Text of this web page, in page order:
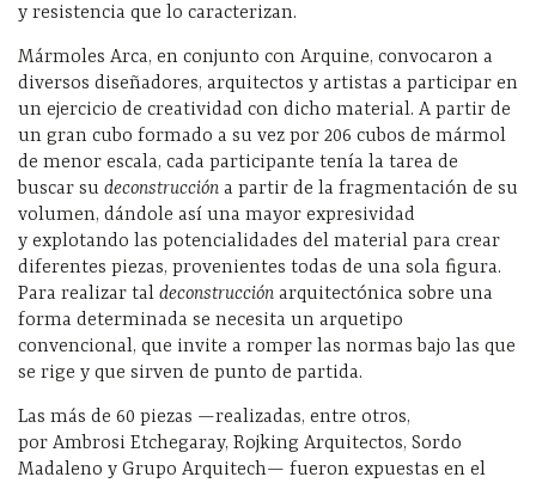
y resistencia que lo caracterizan.
Mármoles Arca, en conjunto con Arquine, convocaron a
diversos diseñadores, arquitectos y artistas a participar en
un ejercicio de creatividad con dicho material. A partir de
un gran cubo formado a su vez por 206 cubos de mármol
de menor escala, cada participante tenía la tarea de
buscar su deconstrucción a partir de la fragmentación de su
volumen, dándole así una mayor expresividad
y explotando las potencialidades del material para crear
diferentes piezas, provenientes todas de una sola figura.
Para realizar tal deconstrucción arquitectónica sobre una
forma determinada se necesita un arquetipo
convencional, que invite a romper las normas bajo las que
se rige y que sirven de punto de partida.
Las más de 60 piezas —realizadas, entre otros,
por Ambrosi Etchegaray, Rojking Arquitectos, Sordo
Madaleno y Grupo Arquitech— fueron expuestas en el